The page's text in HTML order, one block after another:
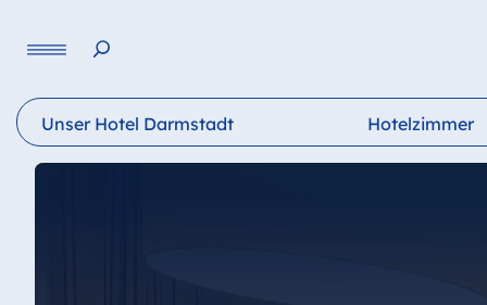
Unser Hotel Darmstadt Hotelzimmer